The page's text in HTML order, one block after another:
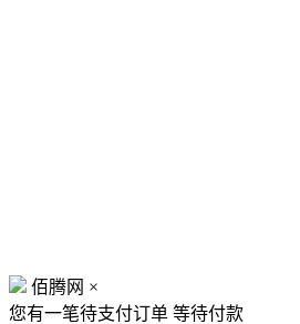
佰腾网 ×
您有一笔待支付订单 等待付款